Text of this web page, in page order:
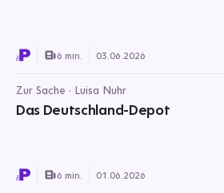
6 min. 03.06.2026
Zur Sache · Luisa Nuhr
Das Deutschland-Depot
6 min. 01.06.2026